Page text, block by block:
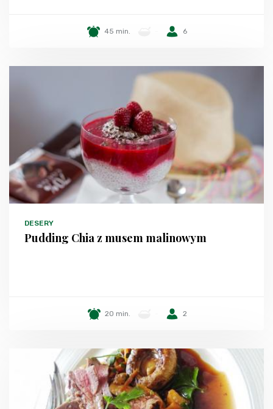
45 min. 6
DESERY
Pudding Chia z musem malinowym
20 min. 2